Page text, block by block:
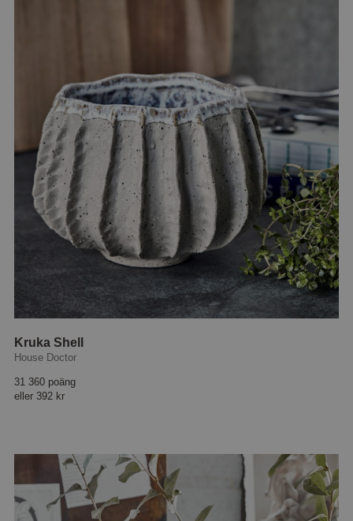
Kruka Shell
House Doctor
31 360 poäng
eller 392 kr